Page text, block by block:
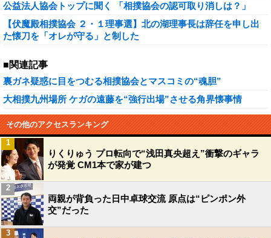
公益法人協会トップに聞く 「相撲協会の認可取り消しは？」
【伏魔殿相撲協会 ２・１理事選】北の湖理事長は辞任を申し出
た懐刀を「オレが守る」と制した
■関連記事
裏ガネ疑惑に目をつむる相撲協会とマスコミの“魂胆”
大相撲九州場所 ケガの遠藤を“強行出場”させる角界懐事情
その他のアクセスランキング
りくりゅう プロ転向で“浅田真央超え”衝撃のギャラ
が発覚 CM1本で家が建つ
1
両親が背負った日中卓球交流 原点は“ピンポン外
交”だった
2
3